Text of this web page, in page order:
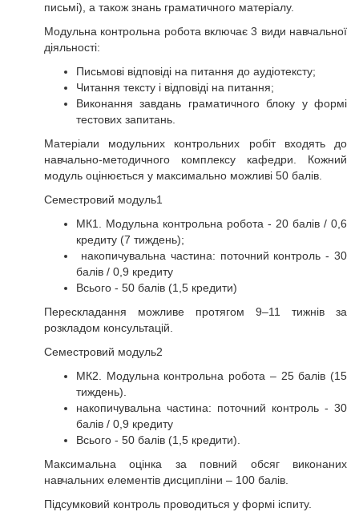
письмі), а також знань граматичного матеріалу.
Модульна контрольна робота включає 3 види навчальної
діяльності:
Письмові відповіді на питання до аудіотексту;
Читання тексту і відповіді на питання;
Виконання завдань граматичного блоку у формі
тестових запитань.
Матеріали модульних контрольних робіт входять до
навчально-методичного комплексу кафедри. Кожний
модуль оцінюється у максимально можливі 50 балів.
Семестровий модуль1
МК1. Модульна контрольна робота - 20 балів / 0,6
кредиту (7 тиждень);
накопичувальна частина: поточний контроль - 30
балів / 0,9 кредиту
Всього - 50 балів (1,5 кредити)
Перескладання можливе протягом 9–11 тижнів за
розкладом консультацій.
Семестровий модуль2
МК2. Модульна контрольна робота – 25 балів (15
тиждень).
накопичувальна частина: поточний контроль - 30
балів / 0,9 кредиту
Всього - 50 балів (1,5 кредити).
Максимальна оцінка за повний обсяг виконаних
навчальних елементів дисципліни – 100 балів.
Підсумковий контроль проводиться у формі іспиту.